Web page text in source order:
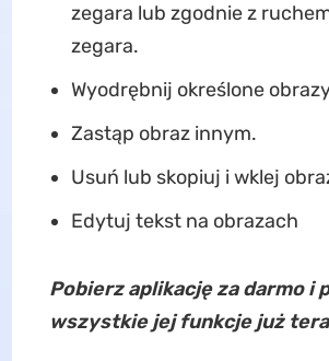
zegara lub zgodnie z
zegara.
Wyodrębnij określone
Zastąp obraz innym.
Usuń lub skopiuj i wklej
Edytuj tekst na obrazach
Pobierz aplikację za darmo i
wszystkie jej funkcje już